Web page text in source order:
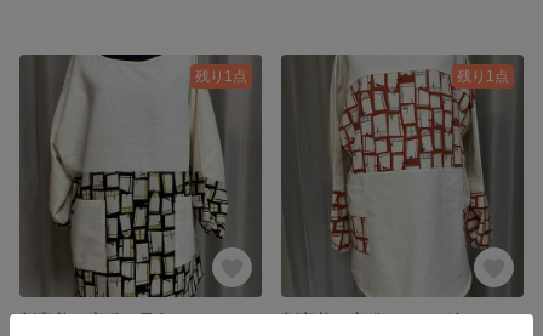
残り1点
割烹着 窓猫 黒色
残り1点
割烹着 窓猫 レンガ色